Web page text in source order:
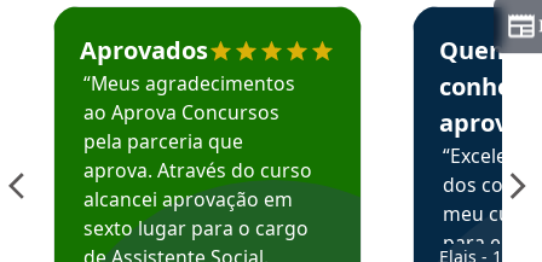
Estudante José recomenda o Aprova Concursos em
Aprovados
“Meus agradecimentos
ao Aprova Concursos
pela parceria que
aprova. Através do curso
alcancei aprovação em
sexto lugar para o cargo
Estudante
Quem
aprova
dos
meu
para
Elais - 15/